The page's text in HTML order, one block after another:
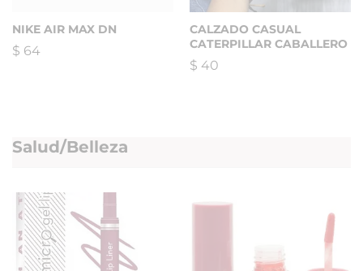
NIKE AIR MAX DN
$ 64
CALZADO CASUAL
CATERPILLAR CABALLERO
$ 40
Salud/Belleza